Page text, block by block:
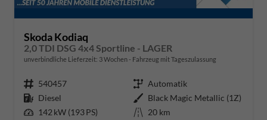
Skoda Kodiaq
2,0 TDI DSG 4x4 Sportline - LAGER
unverbindliche Lieferzeit: 3 Wochen Fahrzeug mit Tageszulassung
Fahrzeugnr. 540457 Getriebe Automatik
Kraftstoff Diesel Außenfarbe Black Magic Metallic (1Z)
Leistung 142 kW (193 PS) Kilometerstand 20 km